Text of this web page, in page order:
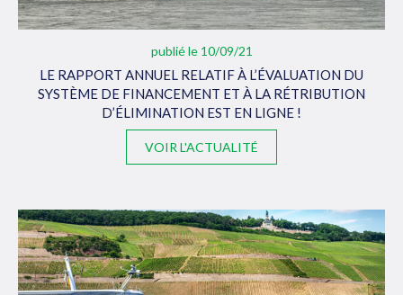
publié le 10/09/21
LE RAPPORT ANNUEL RELATIF À L’ÉVALUATION DU
SYSTÈME DE FINANCEMENT ET À LA RÉTRIBUTION
D’ÉLIMINATION EST EN LIGNE !
VOIR L'ACTUALITÉ